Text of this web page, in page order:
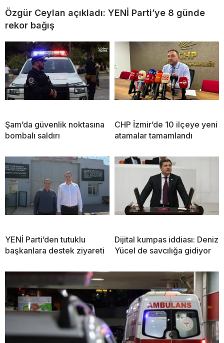
Özgür Ceylan açıkladı: YENİ Parti’ye 8 günde
rekor bağış
Şam’da güvenlik noktasına
bombalı saldırı
CHP İzmir’de 10 ilçeye yeni
atamalar tamamlandı
YENİ Parti’den tutuklu
başkanlara destek ziyareti
Dijital kumpas iddiası: Deniz
Yücel de savcılığa gidiyor